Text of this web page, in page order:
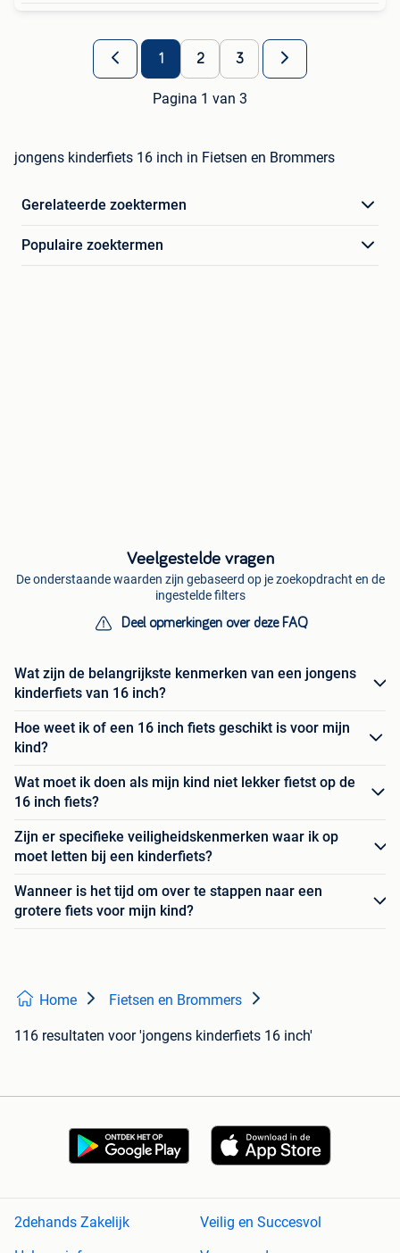
1 2 3
Pagina 1 van 3
jongens kinderfiets 16 inch in Fietsen en Brommers
Gerelateerde zoektermen
Populaire zoektermen
Veelgestelde vragen
De onderstaande waarden zijn gebaseerd op je zoekopdracht en de
ingestelde filters
Deel opmerkingen over deze FAQ
Wat zijn de belangrijkste kenmerken van een jongens
kinderfiets van 16 inch?
Hoe weet ik of een 16 inch fiets geschikt is voor mijn
kind?
Wat moet ik doen als mijn kind niet lekker fietst op de
16 inch fiets?
Zijn er specifieke veiligheidskenmerken waar ik op
moet letten bij een kinderfiets?
Wanneer is het tijd om over te stappen naar een
grotere fiets voor mijn kind?
Home Fietsen en Brommers
116 resultaten voor 'jongens kinderfiets 16 inch'
2dehands Zakelijk
Veilig en Succesvol